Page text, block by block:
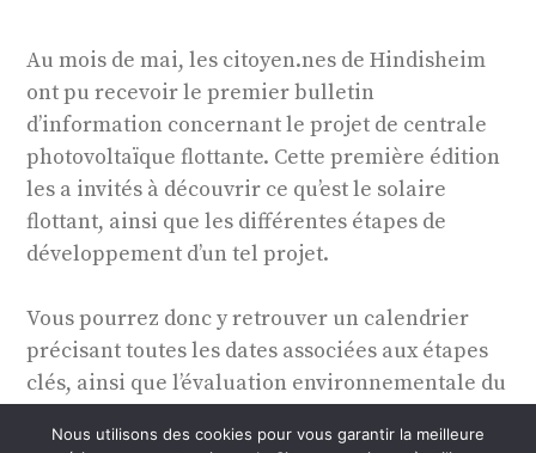
Au mois de mai, les citoyen.nes de Hindisheim
ont pu recevoir le premier bulletin
d’information concernant le projet de centrale
photovoltaïque flottante. Cette première édition
les a invités à découvrir ce qu’est le solaire
flottant, ainsi que les différentes étapes de
développement d’un tel projet.
Vous pourrez donc y retrouver un calendrier
précisant toutes les dates associées aux étapes
clés, ainsi que l’évaluation environnementale du
développement des énergies renouvelables et
Nous utilisons des cookies pour vous garantir la meilleure